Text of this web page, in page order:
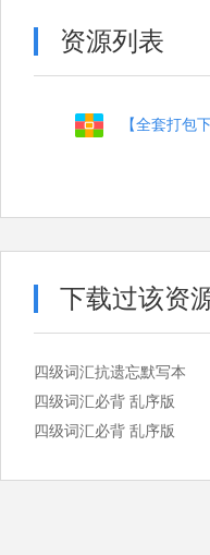
资源列表
【全套打包
下载过该资
四级词汇抗遗忘默写本
四级词汇必背 乱序版
四级词汇必背 乱序版